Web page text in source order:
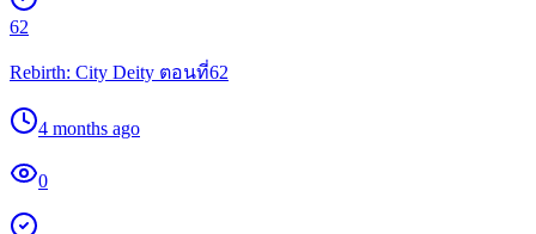
62
Rebirth: City Deity ตอนที่62
4 months ago
0